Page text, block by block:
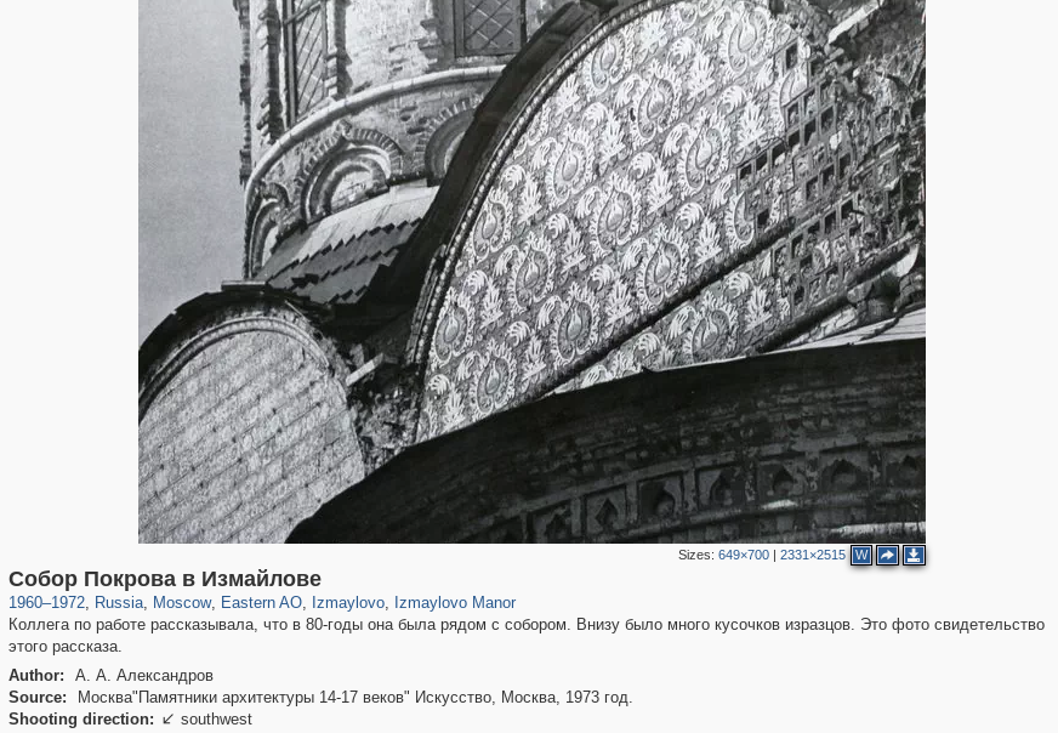
Sizes:649×700 |2331×2515 W
Собор Покрова в Измайлове
1960–1972, Russia
1,405,800 29,243
, Moscow
319,716 8,286
, Eastern AO
20,915 306
, Izmaylovo
3,432
, Izmaylovo Manor
Коллега по работе рассказывала, что в 80-годы она была рядом с собором. Внизу было много кусочков изразцов. Это фото свидетельство
этого рассказа.
Author:
А. А. Александров
Source:
Москва"Памятники архитектуры 14-17 веков" Искусство, Москва, 1973 год.
Shooting direction:  southwest